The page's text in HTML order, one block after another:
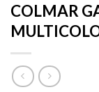
COLMAR